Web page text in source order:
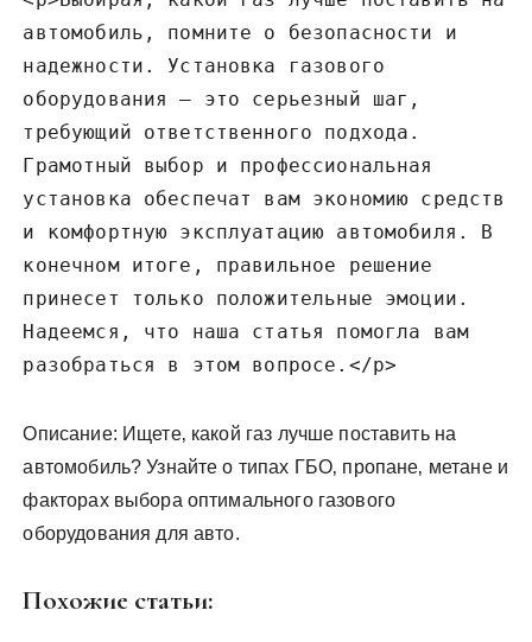
автомобиль‚ помните о безопасности и
надежности. Установка газового
оборудования – это серьезный шаг‚
требующий ответственного подхода.
Грамотный выбор и профессиональная
установка обеспечат вам экономию средств
и комфортную эксплуатацию автомобиля. В
конечном итоге‚ правильное решение
принесет только положительные эмоции.
Надеемся‚ что наша статья помогла вам
разобраться в этом вопросе.</p>
Описание: Ищете‚ какой газ лучше поставить на
автомобиль? Узнайте о типах ГБО‚ пропане‚ метане и
факторах выбора оптимального газового
оборудования для авто.
Похожие статьи: